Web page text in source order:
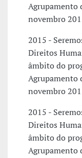
Agrupamento
novembro
2015 -
Direitos
âmbito do
Agrupamento
novembro
2015 -
Direitos
âmbito do
Agrupamento